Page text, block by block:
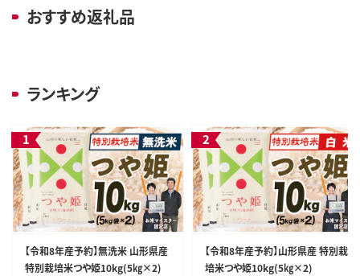
おすすめ返礼品
ランキング
【令和8年産予約】無洗米 山形県産
特別栽培米つや姫10kg(5㎏×2)
【令和8年産予約】山形県産 特別栽
培米つや姫10kg(5㎏×2)